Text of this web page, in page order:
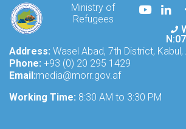
Ministry of
Refugees
Youtube
Address: Wasel Abad, 7th District,
Phone: +93 (0) 20 295 1429
Email:media@morr.gov.af
Working Time: 8:30 AM to 3:30 PM